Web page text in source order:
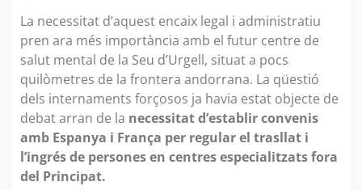
La necessitat d’aquest encaix legal i administratiu
pren ara més importància amb el futur centre de
salut mental de la Seu d’Urgell, situat a pocs
quilòmetres de la frontera andorrana. La qüestió
dels internaments forçosos ja havia estat objecte de
debat arran de la necessitat d’establir convenis
amb Espanya i França per regular el trasllat i
l’ingrés de persones en centres especialitzats fora
del Principat.